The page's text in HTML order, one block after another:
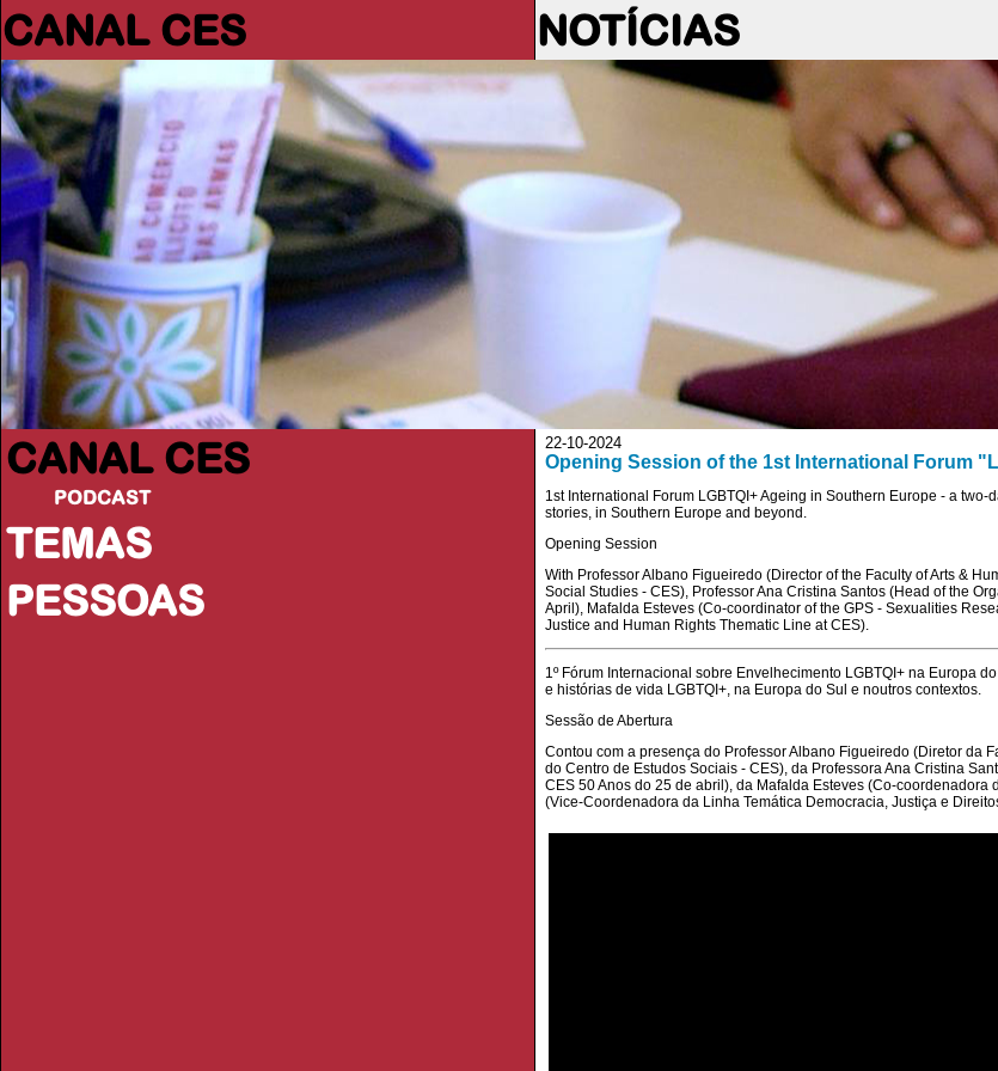
CANAL CES NOTÍCIAS
CANAL CES
PODCAST
TEMAS
PESSOAS
22-10-2024
Opening Session of the 1st International Forum
1st International Forum LGBTQI+ Ageing in Southern Europe - a
stories, in Southern Europe and beyond.
Opening Session
With Professor Albano Figueiredo (Director of the Faculty of Arts &
Social Studies - CES), Professor Ana Cristina Santos (Head of the
April), Mafalda Esteves (Co-coordinator of the GPS - Sexualities
Justice and Human Rights Thematic Line at CES).
1º Fórum Internacional sobre Envelhecimento LGBTQI+ na Europa
e histórias de vida LGBTQI+, na Europa do Sul e noutros contextos.
Sessão de Abertura
Contou com a presença do Professor Albano Figueiredo (Diretor da
do Centro de Estudos Sociais - CES), da Professora Ana Cristina
CES 50 Anos do 25 de abril), da Mafalda Esteves (Co-
(Vice-Coordenadora da Linha Temática Democracia, Justiça e